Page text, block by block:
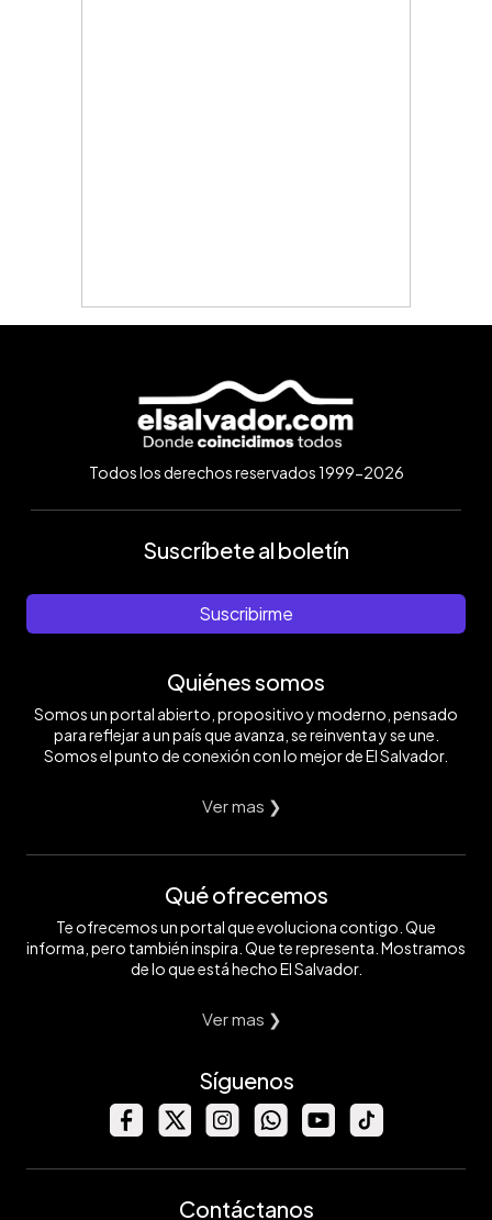
Todos los derechos reservados 1999-2026
Suscríbete al boletín
Suscribirme
Quiénes somos
Somos un portal abierto, propositivo y moderno, pensado
para reflejar a un país que avanza, se reinventa y se une.
Somos el punto de conexión con lo mejor de El Salvador.
Ver mas ❯
Qué ofrecemos
Te ofrecemos un portal que evoluciona contigo. Que
informa, pero también inspira. Que te representa. Mostramos
de lo que está hecho El Salvador.
Ver mas ❯
Síguenos
Contáctanos